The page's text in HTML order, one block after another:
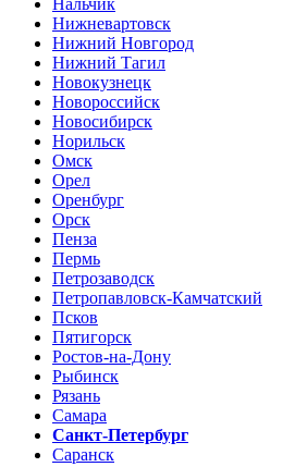
Нижневартовск
Нижний Новгород
Нижний Тагил
Новокузнецк
Новороссийск
Новосибирск
Норильск
Омск
Орел
Оренбург
Орск
Пенза
Пермь
Петрозаводск
Петропавловск-Камчатский
Псков
Пятигорск
Ростов-на-Дону
Рыбинск
Рязань
Самара
Санкт-Петербург
Саранск